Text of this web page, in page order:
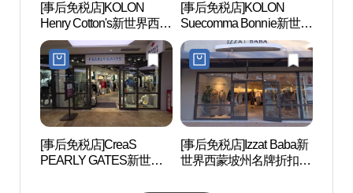
[事后免税店]KOLON
Henry Cotton's新世界西蒙
坡州名牌折扣购物中心
(헨리코튼 신세계사이먼
프리미엄아울렛 파주점)
[事后免税店]KOLON
Suecomma Bonnie新世界
西蒙坡州名牌折扣购物中
心(슈콤마보니 신세계사
이먼프리미엄아울렛 파
주점)
[事后免税店]CreaS
PEARLY GATES新世界
[事后免税店]Izzat Baba新
世界西蒙坡州名牌折扣购